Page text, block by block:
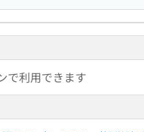
で利用できます